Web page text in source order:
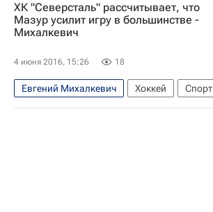
ХК "Северсталь" рассчитывает, что
Мазур усилит игру в большинстве -
Михалкевич
4 июня 2016, 15:26 18
Евгений Михалкевич Хоккей
Спорт
КХЛ 2025-2026
Северсталь